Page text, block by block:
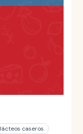
lácteos caseros.